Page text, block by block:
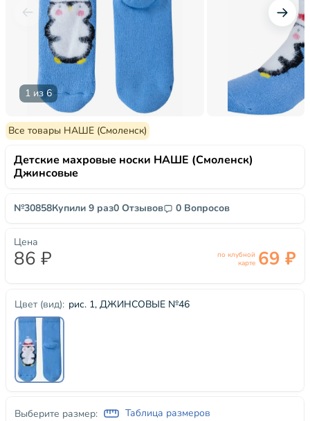
1 из 6
Все товары НАШЕ (Смоленск)
Детские махровые носки НАШЕ (Смоленск)
Джинсовые
№30858Купили 9 раз0 Отзывов 0 Вопросов
Цвет (вид): рис. 1, ДЖИНСОВЫЕ №46
Выберите размер: Таблица размеров
Цена
86 ₽
по клубной
карте 69 ₽